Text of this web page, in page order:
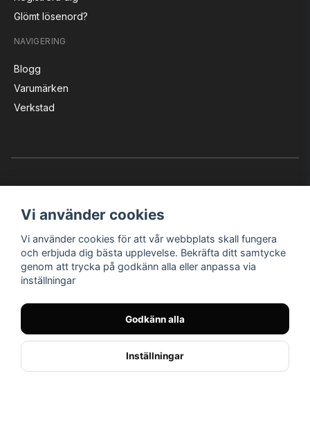
Glömt lösenord?
NAVIGERING
Blogg
Varumärken
Verkstad
© Nilssons MC - Allt för dig & din MC
Instagram Facebook YouTube
Vi använder cookies
Vi använder cookies för att vår webbplats skall fungera
och erbjuda dig bästa upplevelse. Bekräfta ditt samtycke
genom att trycka på godkänn alla eller anpassa via
inställningar
Godkänn alla
Inställningar